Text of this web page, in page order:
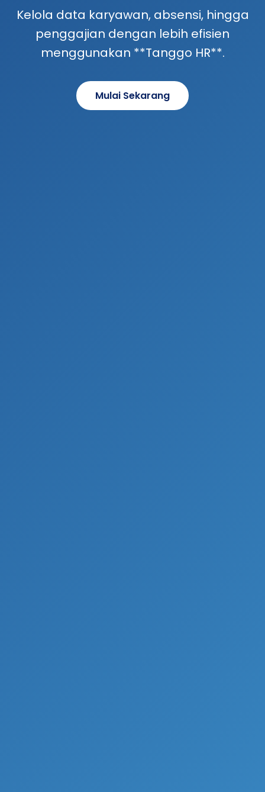
Kelola data karyawan, absensi, hingga
penggajian dengan lebih efisien
menggunakan **Tanggo HR**.
Mulai Sekarang